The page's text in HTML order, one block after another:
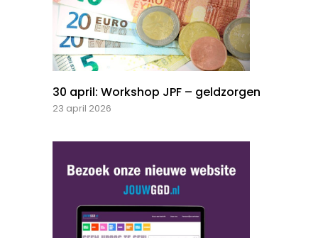
30 april: Workshop JPF – geldzorgen
23 april 2026